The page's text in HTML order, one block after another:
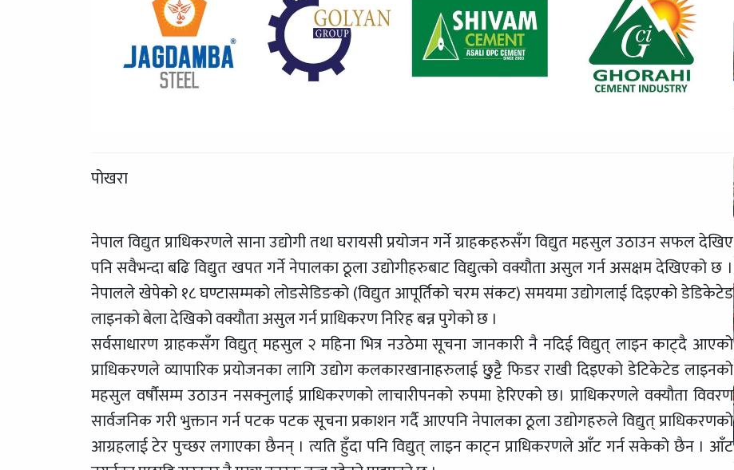
पोखरा
नेपाल विद्युत प्राधिकरणले साना उद्योगी तथा घरायसी प्रयोजन गर्ने ग्राहकहरुसँग विद्युत महसुल उठाउन सफल देखिए
पनि सवैभन्दा बढि विद्युत खपत गर्ने नेपालका ठूला उद्योगीहरुबाट विद्युत्को वक्यौता असुल गर्न असक्षम देखिएको छ ।
नेपालले खेपेको १८ घण्टासम्मको लोडसेडिङको (विद्युत आपूर्तिको चरम संकट) समयमा उद्योगलाई दिइएको डेडिकेटेड
लाइनको बेला देखिको वक्यौता असुल गर्न प्राधिकरण निरिह बन्न पुगेको छ ।
सर्वसाधारण ग्राहकसँग विद्युत् महसुल २ महिना भित्र नउठेमा सूचना जानकारी नै नदिई विद्युत् लाइन काट्दै आएको
प्राधिकरणले व्यापारिक प्रयोजनका लागि उद्योग कलकारखानाहरुलाई छुुट्टै फिडर राखी दिइएको डेटिकेटेड लाइनको
महसुल वर्षौसम्म उठाउन नसक्नुलाई प्राधिकरणको लाचारीपनको रुपमा हेरिएको छ। प्राधिकरणले वक्यौता विवरण
सार्वजनिक गरी भुक्तान गर्न पटक पटक सूचना प्रकाशन गर्दै आएपनि नेपालका ठूला उद्योगहरुले विद्युत् प्राधिकरणको
आग्रहलाई टेर पुच्छर लगाएका छैनन् । त्यति हुँदा पनि विद्युत् लाइन काट्न प्राधिकरणले आँट गर्न सकेको छैन । आँट